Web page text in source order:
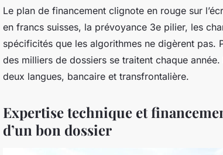
Le plan de financement clignote en rouge sur
en francs suisses, la prévoyance 3e pilier, les
spécificités que les algorithmes ne digèrent pas.
des milliers de dossiers se traitent chaque
deux langues, bancaire et transfrontalière.
Expertise technique et
d’un bon dossier